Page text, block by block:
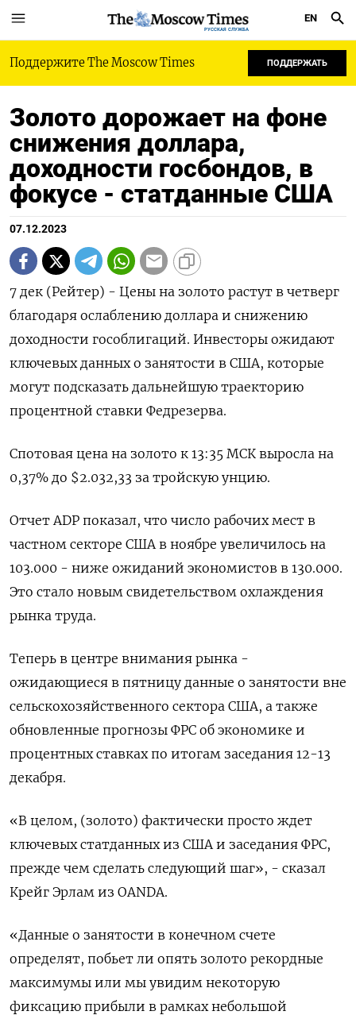
РУССКАЯ СЛУЖБА
EN
Поддержите The Moscow Times ПОДДЕРЖАТЬ
Золото дорожает на фоне
снижения доллара,
доходности госбондов, в
фокусе - статданные США
07.12.2023
7 дек (Рейтер) - Цены на золото растут в четверг
благодаря ослаблению доллара и снижению
доходности гособлигаций. Инвесторы ожидают
ключевых данных о занятости в США, которые
могут подсказать дальнейшую траекторию
процентной ставки Федрезерва.
Спотовая цена на золото к 13:35 МСК выросла на
0,37% до $2.032,33​ за тройскую унцию.
Отчет ADP показал, что число рабочих мест в
частном секторе США в ноябре увеличилось на
103.000 - ниже ожиданий экономистов в 130.000.
Это стало новым свидетельством охлаждения
рынка труда.
Теперь в центре внимания рынка -
ожидающиеся в пятницу данные о занятости вне
сельскохозяйственного сектора США, а также
обновленные прогнозы ФРС об экономике и
процентных ставках по итогам заседания 12-13
декабря.
«В целом, (золото) фактически просто ждет
ключевых статданных из США и заседания ФРС,
прежде чем сделать следующий шаг», - сказал
Крейг Эрлам из OANDA.
«Данные о занятости в конечном счете
определят, побьет ли опять золото рекордные
максимумы или мы увидим некоторую
фиксацию прибыли в рамках небольшой